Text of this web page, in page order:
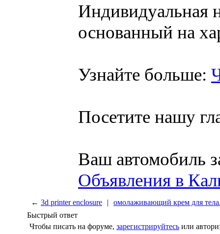
Индивидуальная
основанный на
Узнайте больше:
Посетите нашу
Ваш автомобиль
Объявления в
← 3d printer enclosure |
омолаживающий крем для
Быстрый ответ
Чтобы писать на форуме, зарегистрируйтесь или